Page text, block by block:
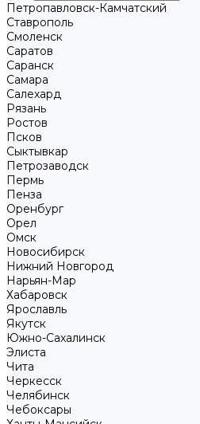
Петропавловск-Камчатский
Ставрополь
Смоленск
Саратов
Саранск
Самара
Салехард
Рязань
Ростов
Псков
Сыктывкар
Петрозаводск
Пермь
Пенза
Оренбург
Орел
Омск
Новосибирск
Нижний Новгород
Нарьян-Мар
Хабаровск
Ярославль
Якутск
Южно-Сахалинск
Элиста
Чита
Черкесск
Челябинск
Чебоксары